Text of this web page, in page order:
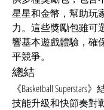
星星和金幣，幫助玩
力。​這些獎勵包雖可
響基本遊戲體驗，確
平競爭。​
總結
《Basketball Superstars
技能升級和快節奏對